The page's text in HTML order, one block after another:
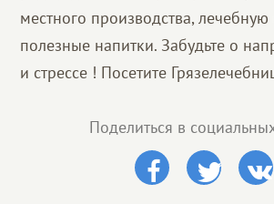
местного производства, лечебную
полезные напитки. Забудьте о
и стрессе ! Посетите
Поделиться в